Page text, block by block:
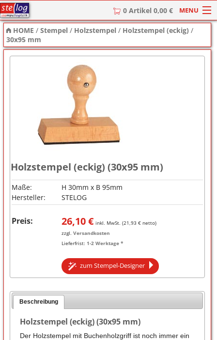
0 Artikel 0,00 € MENU
HOME
Stempel
Stempel-Textplatten
HOME /Stempel / Holzstempel / Holzstempel (eckig) /
30x95 mm
Holzstempel (eckig) (30x95 mm)
Maße:
H 30mm x B 95mm
Hersteller:
STELOG
Preis: 26,10€ inkl. MwSt. (21,93 € netto)
zzgl. Versandkosten
Lieferfrist: 1-2 Werktage *
zum Stempel-Designer
Beschreibung
Holzstempel (eckig) (30x95 mm)
Der Holzstempel mit Buchenholzgriff ist noch immer ein